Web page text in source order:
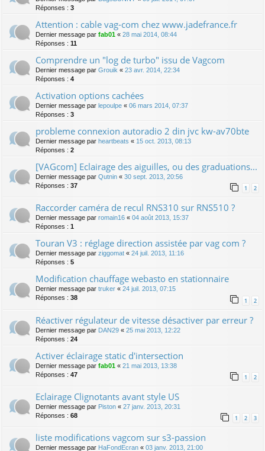
Réponses : 3
Attention : cable vag-com chez www.jadefrance.fr
Dernier message par fab01 « 28 mai 2014, 08:44
Réponses : 11
Comprendre un "log de turbo" issu de Vagcom
Dernier message par Grouik « 23 avr. 2014, 22:34
Réponses : 4
Activation options cachées
Dernier message par lepoulpe « 06 mars 2014, 07:37
Réponses : 3
probleme connexion autoradio 2 din jvc kw-av70bte
Dernier message par heartbeats « 15 oct. 2013, 08:13
Réponses : 2
[VAGcom] Eclairage des aiguilles, ou des graduations...
Dernier message par Qutnin « 30 sept. 2013, 20:56
Réponses : 37 1 2
Raccorder caméra de recul RNS310 sur RNS510 ?
Dernier message par romain16 « 04 août 2013, 15:37
Réponses : 1
Touran V3 : réglage direction assistée par vag com ?
Dernier message par ziggomat « 24 juil. 2013, 11:16
Réponses : 5
Modification chauffage webasto en stationnaire
Dernier message par truker « 24 juil. 2013, 07:15
Réponses : 38 1 2
Réactiver régulateur de vitesse désactiver par erreur ?
Dernier message par DAN29 « 25 mai 2013, 12:22
Réponses : 24
Activer éclairage static d'intersection
Dernier message par fab01 « 21 mai 2013, 13:38
Réponses : 47 1 2
Eclairage Clignotants avant style US
Dernier message par Piston « 27 janv. 2013, 20:31
Réponses : 68 1 2 3
liste modifications vagcom sur s3-passion
Dernier message par HaFondEcran « 03 janv. 2013, 21:00